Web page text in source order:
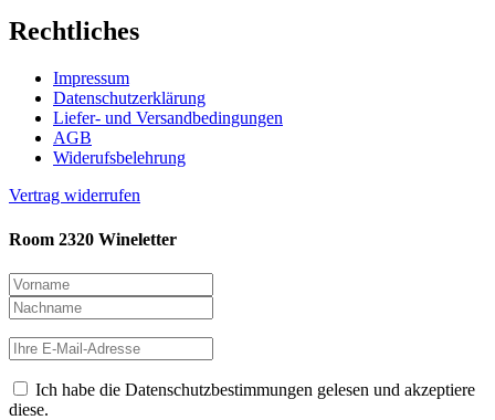
Rechtliches
Impressum
Datenschutzerklärung
Liefer- und Versandbedingungen
AGB
Widerufsbelehrung
Vertrag widerrufen
Room 2320 Wineletter
Ich habe die Datenschutzbestimmungen gelesen und akzeptiere
diese.